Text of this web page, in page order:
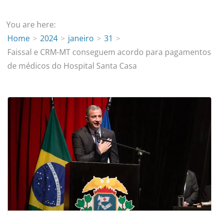
You are here:
Home
2024 janeiro
31
Faissal e CRM-MT conseguem acordo para pagamentos
de médicos do Hospital Santa Casa